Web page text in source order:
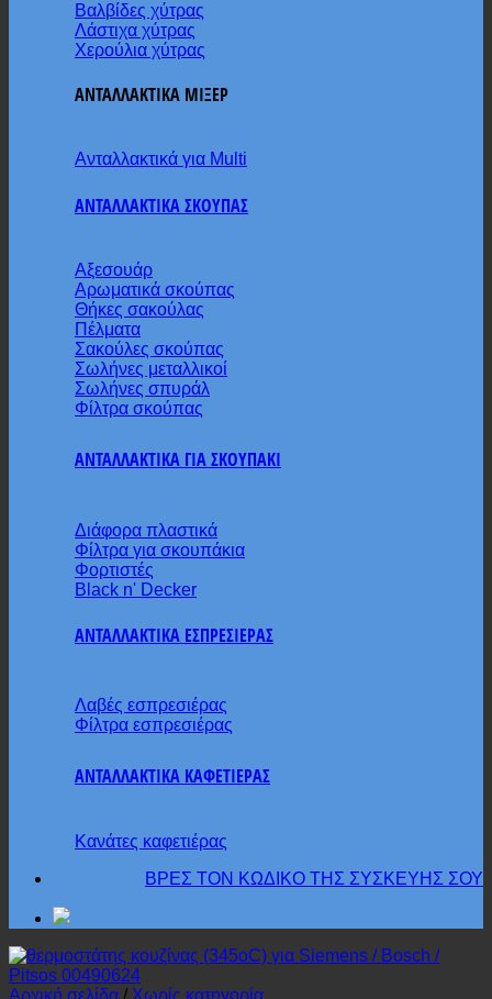
Βαλβίδες χύτρας
Λάστιχα χύτρας
Χερούλια χύτρας
ΑΝΤΑΛΛΑΚΤΙΚΑ ΜΙΞΕΡ
Ανταλλακτικά για Multi
ΑΝΤΑΛΛΑΚΤΙΚΑ ΣΚΟΥΠΑΣ
Αξεσουάρ
Αρωματικά σκούπας
Θήκες σακούλας
Πέλματα
Σακούλες σκούπας
Σωλήνες μεταλλικοί
Σωλήνες σπυράλ
Φίλτρα σκούπας
ΑΝΤΑΛΛΑΚΤΙΚΑ ΓΙΑ ΣΚΟΥΠΑΚΙ
Διάφορα πλαστικά
Φίλτρα για σκουπάκια
Φορτιστές
Black n' Decker
ΑΝΤΑΛΛΑΚΤΙΚΑ ΕΣΠΡΕΣΙΕΡΑΣ
Λαβές εσπρεσιέρας
Φίλτρα εσπρεσιέρας
ΑΝΤΑΛΛΑΚΤΙΚΑ ΚΑΦΕΤΙΕΡΑΣ
Κανάτες καφετιέρας
ΒΡΕΣ ΤΟΝ ΚΩΔΙΚΟ ΤΗΣ ΣΥΣΚΕΥΗΣ ΣΟΥ
Αρχική σελίδα / Χωρίς κατηγορία